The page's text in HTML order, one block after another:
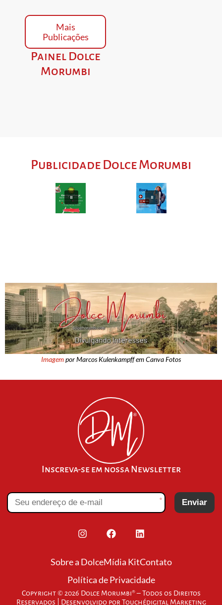
Mais
Publicações
Painel Dolce
Morumbi
Publicidade Dolce Morumbi
Imagempor Marcos Kulenkampff em Canva Fotos
Inscreva-se em nossa Newsletter
* Enviar
Sobre a DolceMídia KitContato
Política de Privacidade
Copyright © 2026 Dolce Morumbi® – Todos os Direitos
Reservados | Desenvolvido por Touchédigital Marketing